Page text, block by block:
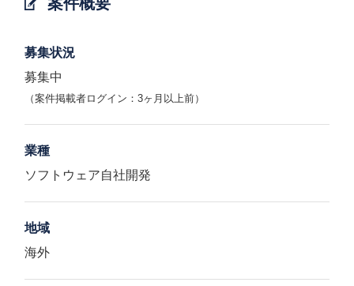
募集状況
募集中
（案件掲載者ログイン：3ヶ月以上前）
業種
ソフトウェア自社開発
地域
海外